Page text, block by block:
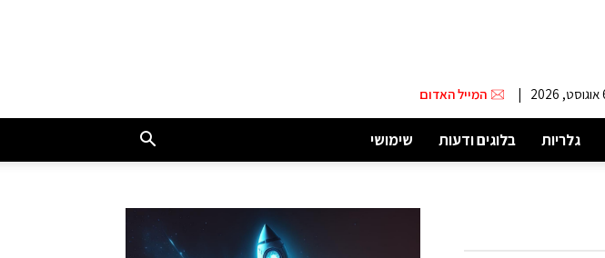
| המייל האדום
גלריות בלוגים ודעות שימושי